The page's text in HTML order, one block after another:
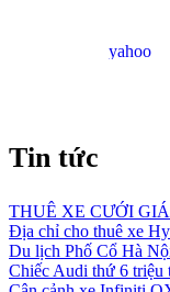
Tin tức
THUÊ XE CƯỚI
Địa chỉ cho thuê xe
Du lịch Phố Cổ Hà
Chiếc Audi thứ 6 triệu